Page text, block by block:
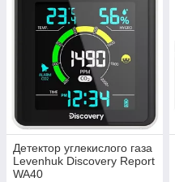
Детектор углекислого газа
Levenhuk Discovery Report
WA40